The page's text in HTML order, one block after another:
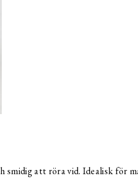
att röra vid. Idealisk för